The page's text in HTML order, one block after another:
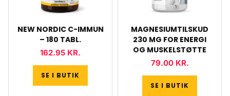
NEW NORDIC C-IMMUN
– 180 TABL.
162.95 KR.
SE I BUTIK
MAGNESIUMTILSKUD
230 MG FOR ENERGI
OG MUSKELSTØTTE
79.00 KR.
SE I BUTIK